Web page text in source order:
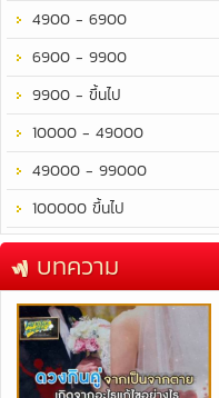
4900 - 6900
6900 - 9900
9900 - ขึ้นไป
10000 - 49000
49000 - 99000
100000 ขึ้นไป
บทความ